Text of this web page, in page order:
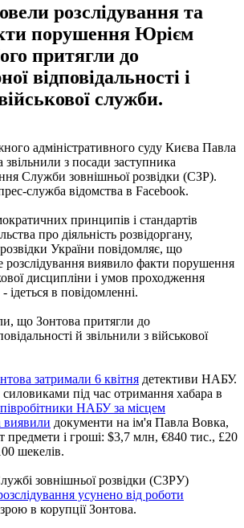
розслідування та
порушення Юрієм
притягли до
відповідальності і
служби.
адміністративного суду Києва Павла
з посади заступника
Служби зовнішньої розвідки (СЗР).
служба відомства в Facebook.
принципів і стандартів
про діяльність розвідоргану,
України повідомляє, що
розслідування виявило факти порушення
дисципліни і умов проходження
ідеться в повідомленні.
що Зонтова притягли до
й звільнили з військової
затримали 6 квітня детективи НАБУ.
під час отримання хабара в
НАБУ за місцем
виявили документи на ім'я Павла Вовка,
предмети і гроші: $3,7 млн, €840 тис., £20
шекелів.
зовнішньої розвідки (СЗРУ)
усунено від роботи
в корупції Зонтова.